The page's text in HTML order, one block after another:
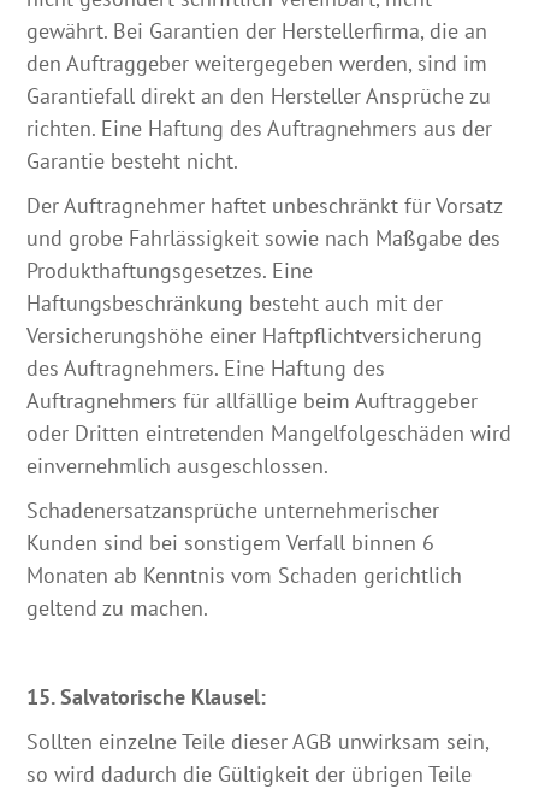
gewährt. Bei Garantien der Herstellerfirma, die an
den Auftraggeber weitergegeben werden, sind im
Garantiefall direkt an den Hersteller Ansprüche zu
richten. Eine Haftung des Auftragnehmers aus der
Garantie besteht nicht.
Der Auftragnehmer haftet unbeschränkt für Vorsatz
und grobe Fahrlässigkeit sowie nach Maßgabe des
Produkthaftungsgesetzes. Eine
Haftungsbeschränkung besteht auch mit der
Versicherungshöhe einer Haftpflichtversicherung
des Auftragnehmers. Eine Haftung des
Auftragnehmers für allfällige beim Auftraggeber
oder Dritten eintretenden Mangelfolgeschäden wird
einvernehmlich ausgeschlossen.
Schadenersatzansprüche unternehmerischer
Kunden sind bei sonstigem Verfall binnen 6
Monaten ab Kenntnis vom Schaden gerichtlich
geltend zu machen.
15. Salvatorische Klausel:
Sollten einzelne Teile dieser AGB unwirksam sein,
so wird dadurch die Gültigkeit der übrigen Teile